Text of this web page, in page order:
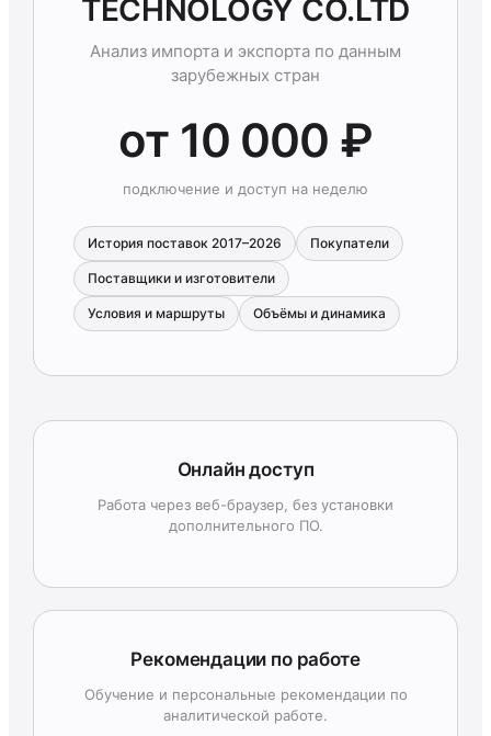
TECHNOLOGY CO.LTD
Анализ импорта и экспорта по данным
зарубежных стран
от 10 000 ₽
подключение и доступ на неделю
История поставок 2017–2026 Покупатели
Поставщики и изготовители
Условия и маршруты Объёмы и динамика
Онлайн доступ
Работа через веб-браузер, без установки
дополнительного ПО.
Рекомендации по работе
Обучение и персональные рекомендации по
аналитической работе.